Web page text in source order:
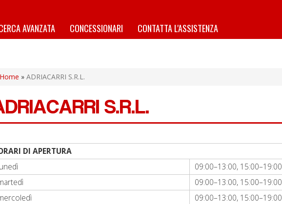
AVANZATA CONCESSIONARI CONTATTA L'ASSISTENZA
Home » ADRIACARRI S.R.L.
S.R.L.
DI APERTURA
09:00–13:00, 15:00–19:00
09:00–13:00, 15:00–19:00
09:00–13:00, 15:00–19:00